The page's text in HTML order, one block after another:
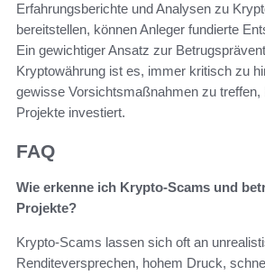
Erfahrungsberichte und Analysen zu
bereitstellen, können Anleger fundierte
Ein gewichtiger Ansatz zur
Kryptowährung ist es, immer kritisch zu
gewisse Vorsichtsmaßnahmen zu treffen,
Projekte investiert.
FAQ
Wie erkenne ich Krypto-Scams und
Projekte?
Krypto-Scams lassen sich oft an
Renditeversprechen, hohem Druck,